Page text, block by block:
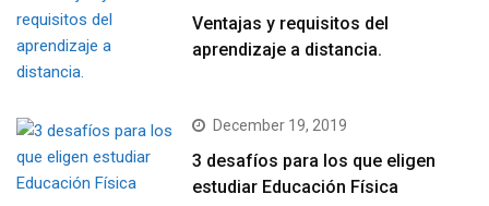
Ventajas y requisitos del
aprendizaje a distancia.
December 19, 2019
3 desafíos para los que eligen
estudiar Educación Física